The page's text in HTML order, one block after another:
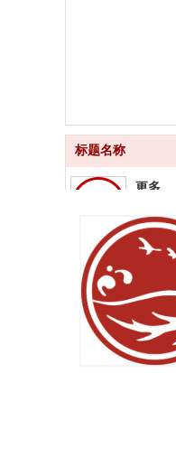
标题名称
更多
更快
更好
汇聚品